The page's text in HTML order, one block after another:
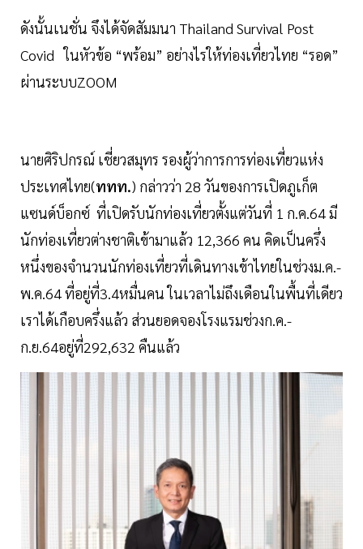
ดังนั้นเนชั่น จึงได้จัดสัมมนา Thailand Survival Post
Covid ในหัวข้อ “พร้อม” อย่างไรให้ท่องเที่ยวไทย “รอด”
ผ่านระบบZOOM
นายศิริปกรณ์ เชี่ยวสมุทร รองผู้ว่าการการท่องเที่ยวแห่ง
ประเทศไทย(ททท.) กล่าวว่า 28 วันของการเปิดภูเก็ต
แซนด์บ็อกซ์ ที่เปิดรับนักท่องเที่ยวตั้งแต่วันที่ 1 ก.ค.64 มี
นักท่องเที่ยวต่างชาติเข้ามาแล้ว 12,366 คน คิดเป็นครึ่ง
หนึ่งของจำนวนนักท่องเที่ยวที่เดินทางเข้าไทยในช่วงม.ค.-
พ.ค.64 ที่อยู่ที่3.4หมื่นคน ในเวลาไม่ถึงเดือนในพื้นที่เดียว
เราได้เกือบครึ่งแล้ว ส่วนยอดจองโรงแรมช่วงก.ค.-
ก.ย.64อยู่ที่292,632 คืนแล้ว